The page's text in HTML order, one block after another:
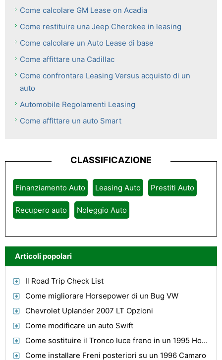
Come calcolare GM Lease on Acadia
Come restituire una Jeep Cherokee in leasing
Come calcolare un Auto Lease di base
Come affittare una Cadillac
Come confrontare Leasing Versus acquisto di un
auto
Automobile Regolamenti Leasing
Come affittare un auto Smart
CLASSIFICAZIONE
Finanziamento Auto Leasing Auto Prestiti Auto
Recupero auto Noleggio Auto
Articoli popolari
Il Road Trip Check List
Come migliorare Horsepower di un Bug VW
Chevrolet Uplander 2007 LT Opzioni
Come modificare un auto Swift
Come sostituire il Tronco luce freno in un 1995 Honda Civic
Come installare Freni posteriori su un 1996 Camaro